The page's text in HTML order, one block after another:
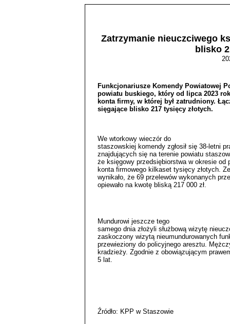
Zatrzymanie nieuczciwego
blisko
Funkcjonariusze Komendy Powiatowej
powiatu buskiego, który od lipca 2023
konta firmy, w której był zatrudniony.
sięgające blisko 217 tysięcy złotych.
We wtorkowy wieczór do
staszowskiej komendy zgłosił się 38-letni
znajdujących się na terenie powiatu
że księgowy przedsiębiorstwa w okresie od
konta firmowego kilkaset tysięcy złotych.
wynikało, że 69 przelewów wykonanych
opiewało na kwotę bliską 217 000 zł.
Mundurowi jeszcze tego
samego dnia złożyli służbową wizytę
zaskoczony wizytą nieumundurowanych
przewieziony do policyjnego aresztu.
kradzieży. Zgodnie z obowiązującym
5 lat.
Źródło: KPP w Staszowie